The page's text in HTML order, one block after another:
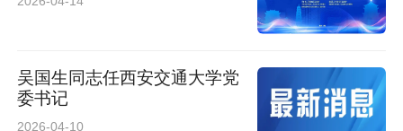
吴国生同志任西安交通大学党
委书记
2026-04-10